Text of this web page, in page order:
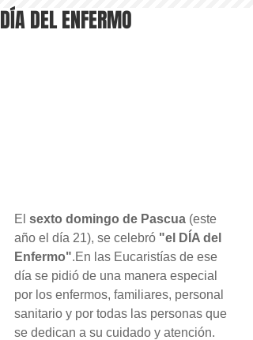
DÍA DEL ENFERMO
El sexto domingo de Pascua (este
año el día 21), se celebró "el DÍA del
Enfermo".En las Eucaristías de ese
día se pidió de una manera especial
por los enfermos, familiares, personal
sanitario y por todas las personas que
se dedican a su cuidado y atención.